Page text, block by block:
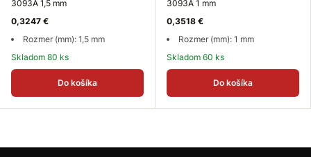
3093A 1,5 mm
0,3247 €
Rozmer (mm): 1,5 mm
Skladom 80 ks
Do košíka
3093A 1 mm
0,3518 €
Rozmer (mm): 1 mm
Skladom 60 ks
Do košíka